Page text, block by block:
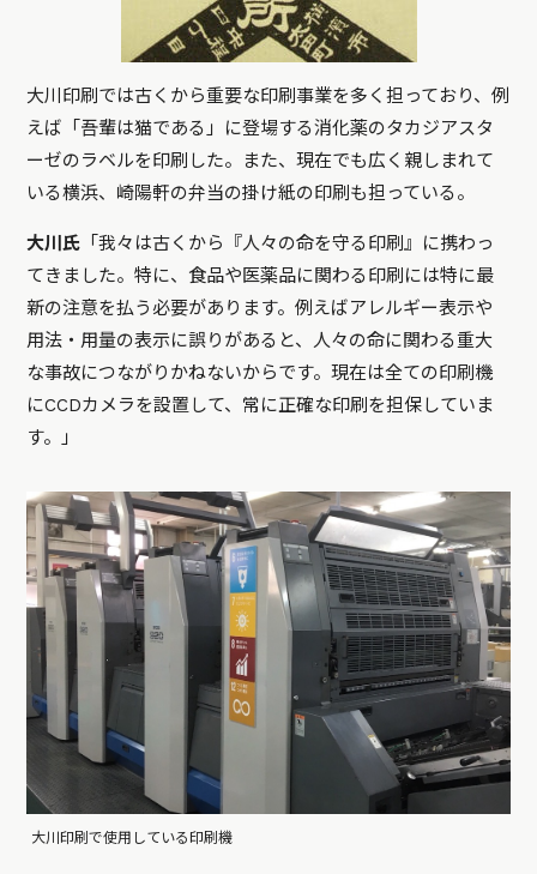
大川印刷では古くから重要な印刷事業を多く担っており、例
えば「吾輩は猫である」に登場する消化薬のタカジアスタ
ーゼのラベルを印刷した。また、現在でも広く親しまれて
いる横浜、崎陽軒の弁当の掛け紙の印刷も担っている。
大川氏 「我々は古くから『人々の命を守る印刷』に携わっ
てきました。特に、食品や医薬品に関わる印刷には特に最
新の注意を払う必要があります。例えばアレルギー表示や
用法・用量の表示に誤りがあると、人々の命に関わる重大
な事故につながりかねないからです。現在は全ての印刷機
にCCDカメラを設置して、常に正確な印刷を担保していま
す。」
大川印刷で使用している印刷機